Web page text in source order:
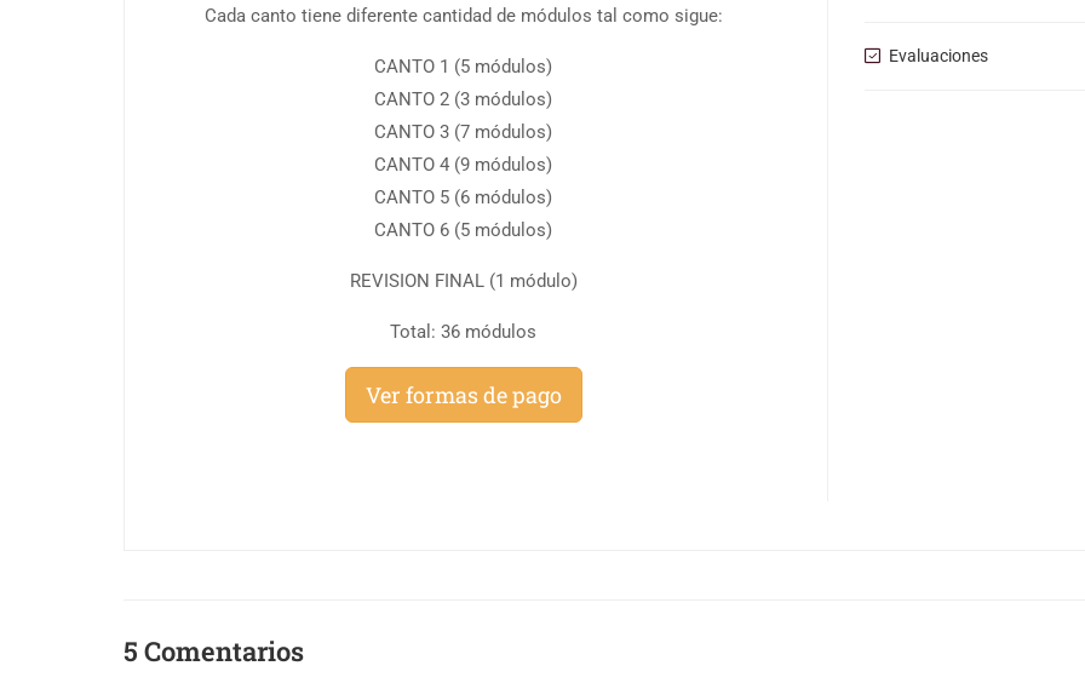
Cada canto tiene diferente cantidad de módulos tal como sigue:
CANTO 1 (5 módulos)
CANTO 2 (3 módulos)
CANTO 3 (7 módulos)
CANTO 4 (9 módulos)
CANTO 5 (6 módulos)
CANTO 6 (5 módulos)
REVISION FINAL (1 módulo)
Total: 36 módulos
Ver formas de pago
Evaluaciones
5 Comentarios